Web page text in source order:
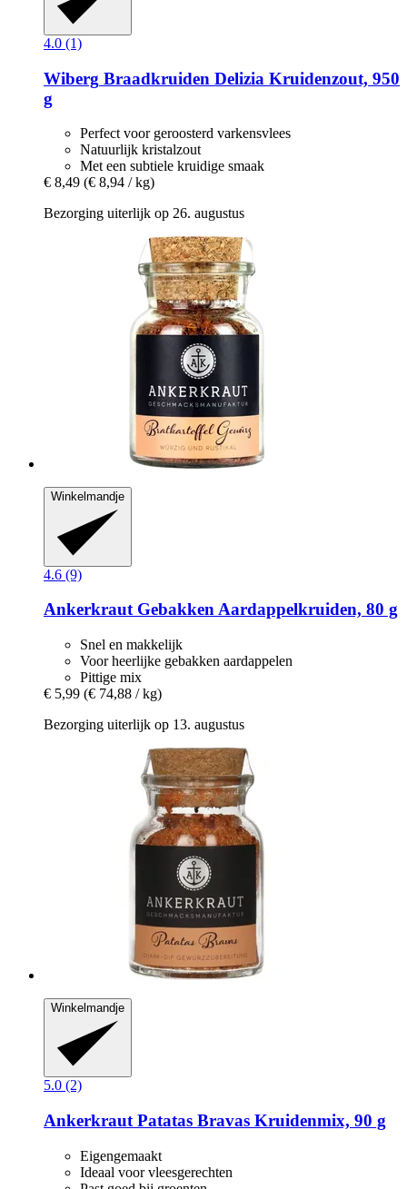
4.0 (1)
Wiberg Braadkruiden Delizia Kruidenzout, 950
g
Perfect voor geroosterd varkensvlees
Natuurlijk kristalzout
Met een subtiele kruidige smaak
€ 8,49 (€ 8,94 / kg)
Bezorging uiterlijk op 26. augustus
Winkelmandje
4.6 (9)
AnkerkrautGebakken Aardappelkruiden, 80 g
Snel en makkelijk
Voor heerlijke gebakken aardappelen
Pittige mix
€ 5,99 (€ 74,88 / kg)
Bezorging uiterlijk op 13. augustus
Winkelmandje
5.0 (2)
Ankerkraut Patatas Bravas Kruidenmix, 90 g
Eigengemaakt
Ideaal voor vleesgerechten